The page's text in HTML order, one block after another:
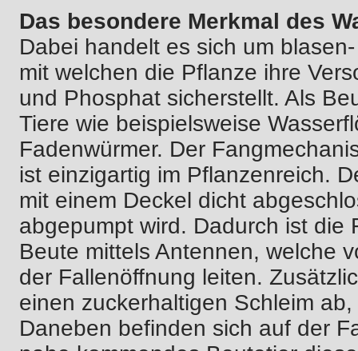
Das besondere Merkmal des
Dabei handelt es sich um
mit welchen die Pflanze ihre
und Phosphat sicherstellt. Als
Tiere wie beispielsweise
Fadenwürmer. Der
ist einzigartig im Pflanzenreich.
mit einem Deckel dicht
abgepumpt wird. Dadurch ist die
Beute mittels Antennen, welche
der Fallenöffnung leiten.
einen zuckerhaltigen Schleim
Daneben befinden sich auf der